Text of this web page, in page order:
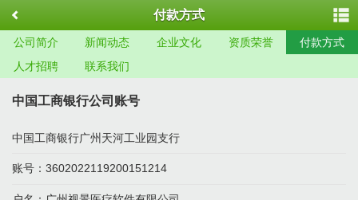
付款方式
公司简介 新闻动态 企业文化 资质荣誉
付款方式
人才招聘
联系我们
中国工商银行公司账号
中国工商银行广州天河工业园支行
账号：3602022119200151214